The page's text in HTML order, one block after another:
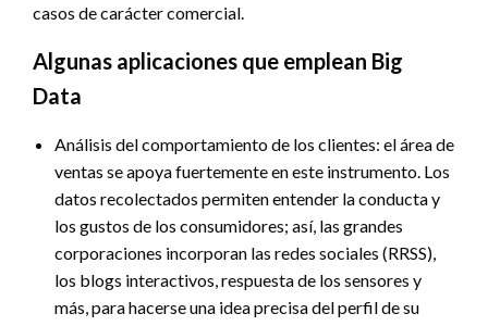
casos de carácter comercial.
Algunas aplicaciones que emplean Big
Data
Análisis del comportamiento de los clientes: el área de
ventas se apoya fuertemente en este instrumento. Los
datos recolectados permiten entender la conducta y
los gustos de los consumidores; así, las grandes
corporaciones incorporan las redes sociales (RRSS),
los blogs interactivos, respuesta de los sensores y
más, para hacerse una idea precisa del perfil de su